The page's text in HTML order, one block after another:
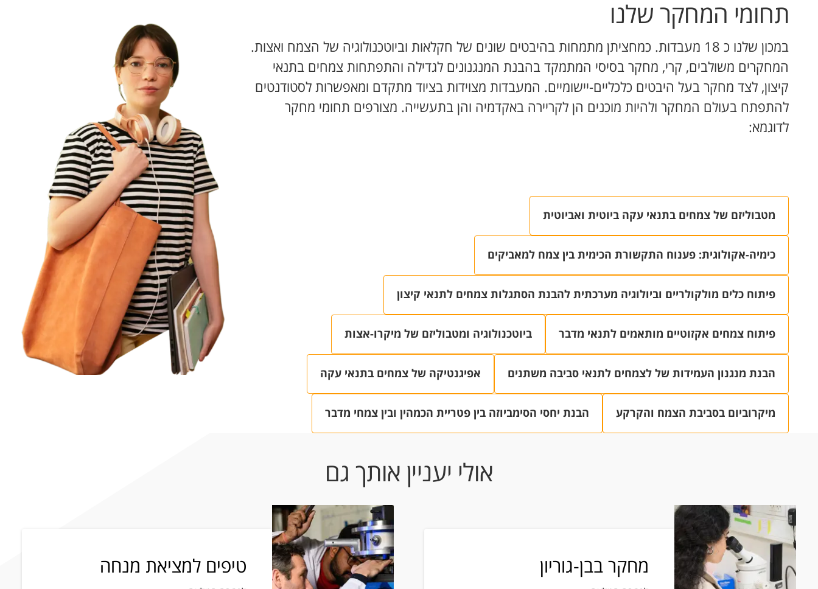
תחומי המחקר שלנו
במכון שלנו כ 18 מעבדות. כמחציתן מתמחות בהיבטים שונים של חקלאות וביוטכנולוגיה של הצמח ואצות.
המחקרים משולבים, קרי, מחקר בסיסי המתמקד בהבנת המנגנונים לגדילה והתפתחות צמחים בתנאי
קיצון, לצד מחקר בעל היבטים כלכליים-יישומיים. המעבדות מצוידות בציוד מתקדם ומאפשרות לסטודנטים
להתפתח בעולם המחקר ולהיות מוכנים הן לקריירה באקדמיה והן בתעשייה. מצורפים תחומי מחקר
לדוגמא:
מטבוליזם של צמחים בתנאי עקה ביוטית ואביוטית
כימיה-אקולוגית: פענוח התקשורת הכימית בין צמח למאביקים
פיתוח כלים מולקולריים וביולוגיה מערכתית להבנת הסתגלות צמחים לתנאי קיצון
פיתוח צמחים אקזוטיים מותאמים לתנאי מדבר ביוטכנולוגיה ומטבוליזם של מיקרו-אצות
הבנת מנגנון העמידות של לצמחים לתנאי סביבה משתנים אפיגנטיקה של צמחים בתנאי עקה
מיקרוביום בסביבת הצמח והקרקע הבנת יחסי הסימביוזה בין פטריית הכמהין ובין צמחי מדבר
אולי יעניין אותך גם
מחקר בבן-גוריון טיפים למציאת מנחה